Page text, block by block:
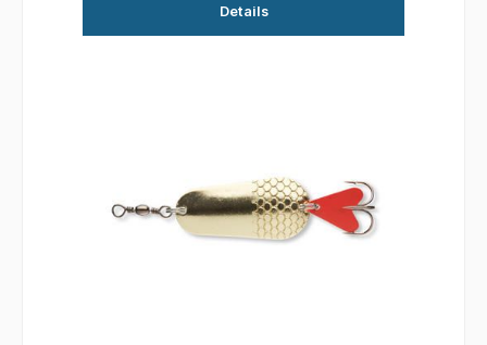
Details